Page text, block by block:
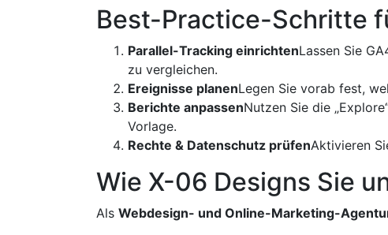
Best-Practice-Schritte
Parallel-Tracking einrichtenLassen Sie
zu vergleichen.
Ereignisse planenLegen Sie vorab fest,
Berichte anpassenNutzen Sie die
Vorlage.
Rechte & Datenschutz prüfenAktivieren
Wie X-06 Designs Sie
Als Webdesign- und Online-Marketing-